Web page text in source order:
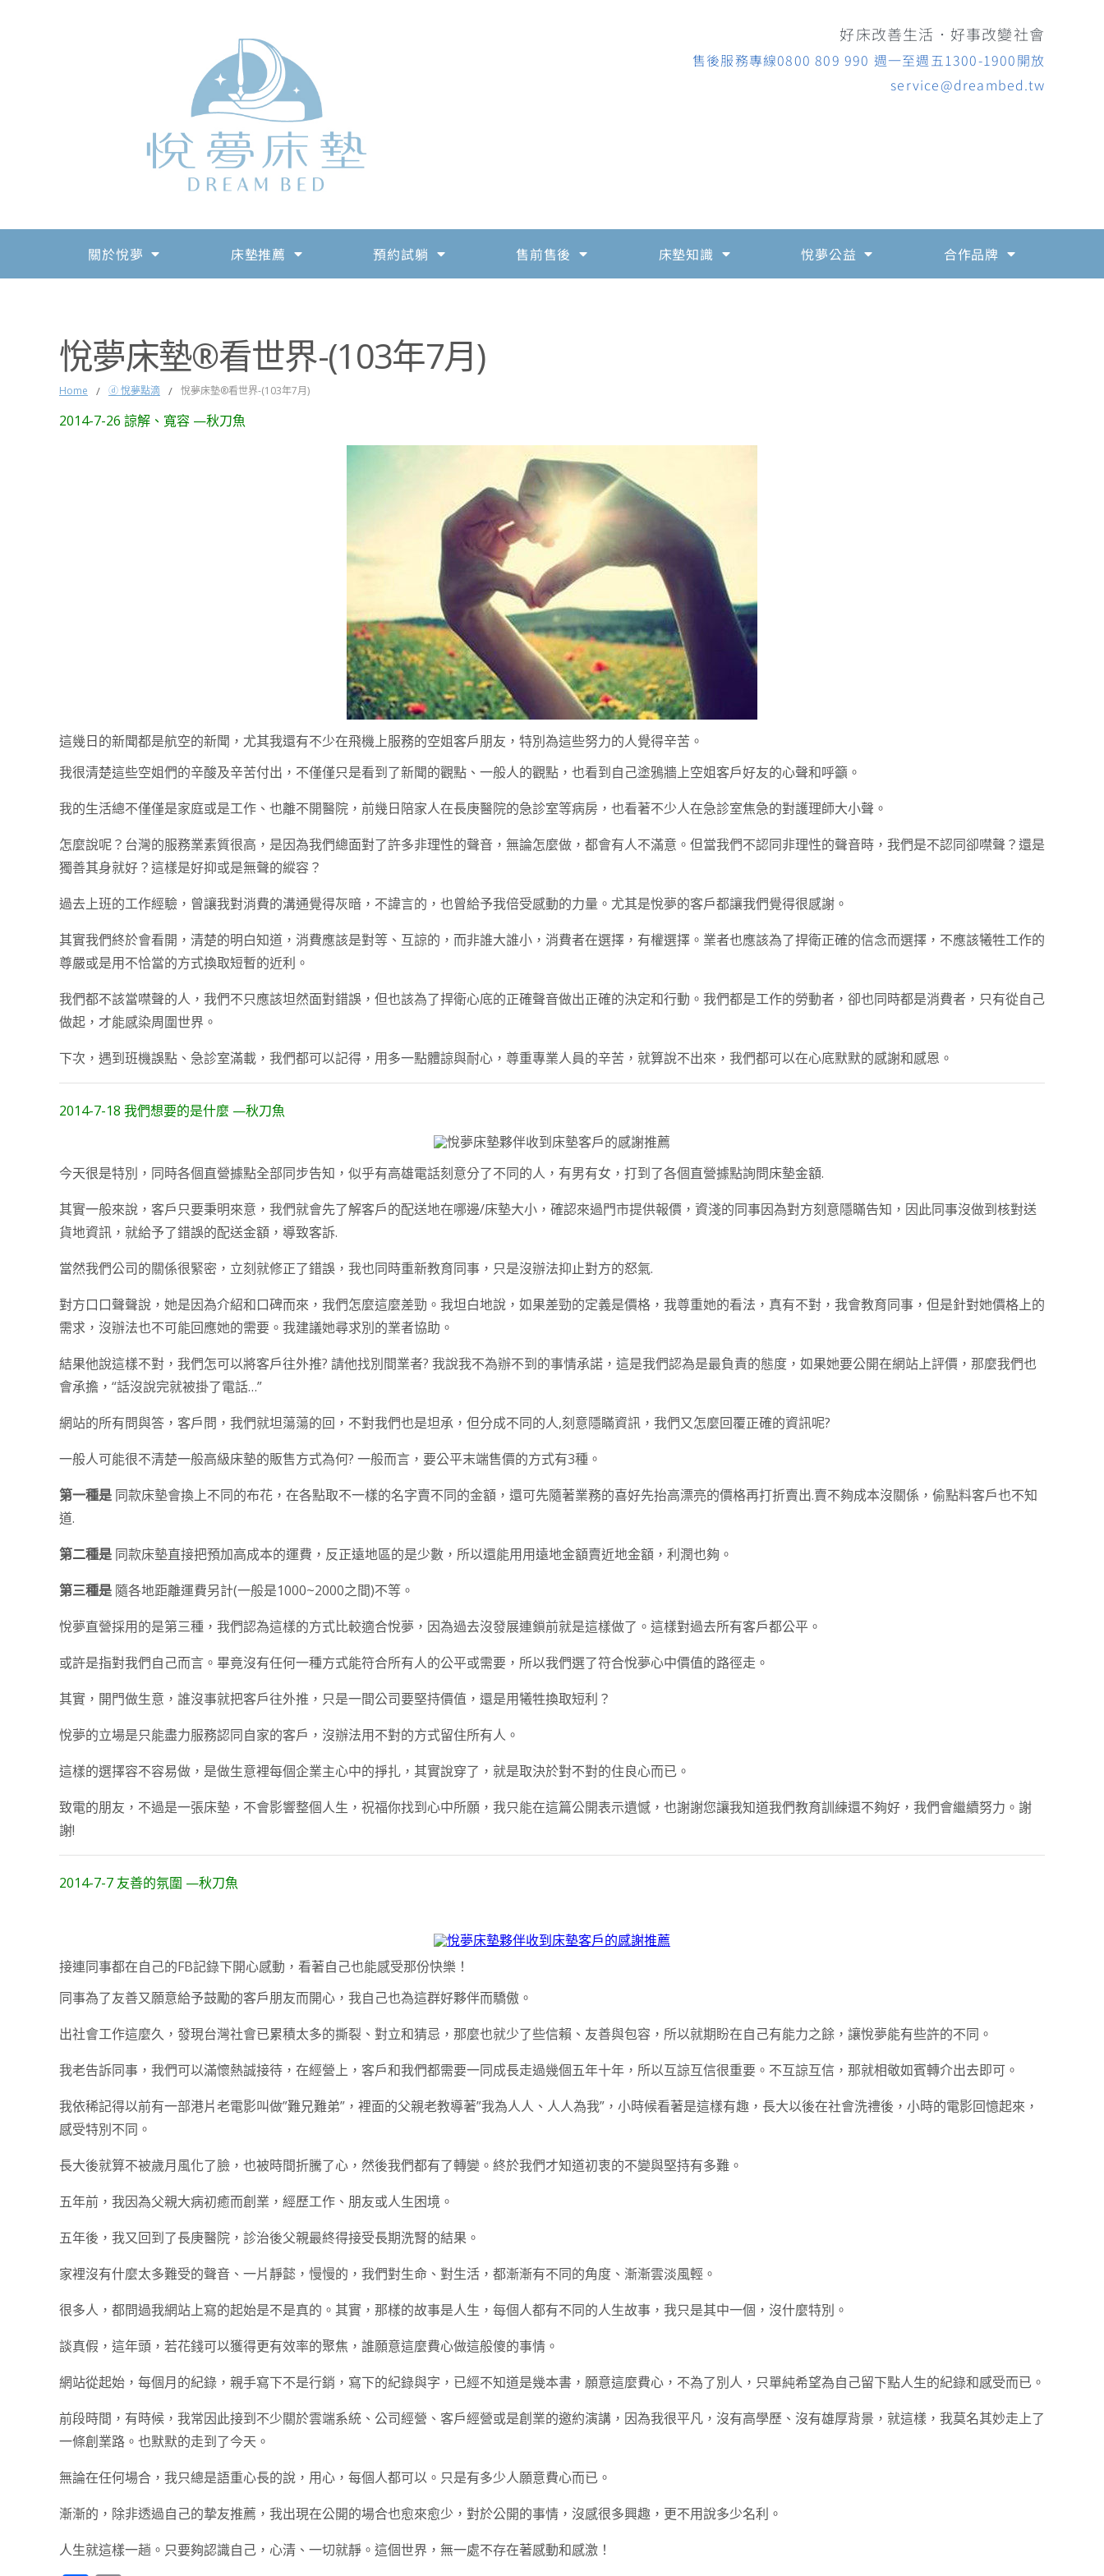
好床改善生活．好事改變社會
售後服務專線0800 809 990 週一至週五1300-1900開放
service@dreambed.tw
關於悅夢 床墊推薦 預約試躺 售前售後 床墊知識 悅夢公益 合作品牌
悅夢床墊®看世界-(103年7月)
Home / ⓓ 悅夢點滴 / 悅夢床墊®看世界-(103年7月)
2014-7-26 諒解、寬容 —秋刀魚
這幾日的新聞都是航空的新聞，尤其我還有不少在飛機上服務的空姐客戶朋友，特別為這些努力的人覺得辛苦。
我很清楚這些空姐們的辛酸及辛苦付出，不僅僅只是看到了新聞的觀點、一般人的觀點，也看到自己塗鴉牆上空姐客戶好友的心聲和呼籲。
我的生活總不僅僅是家庭或是工作、也離不開醫院，前幾日陪家人在長庚醫院的急診室等病房，也看著不少人在急診室焦急的對護理師大小聲。
怎麼說呢？台灣的服務業素質很高，是因為我們總面對了許多非理性的聲音，無論怎麼做，都會有人不滿意。但當我們不認同非理性的聲音時，我們是不認同卻噤聲？還是
獨善其身就好？這樣是好抑或是無聲的縱容？
過去上班的工作經驗，曾讓我對消費的溝通覺得灰暗，不諱言的，也曾給予我倍受感動的力量。尤其是悅夢的客戶都讓我們覺得很感謝。
其實我們終於會看開，清楚的明白知道，消費應該是對等、互諒的，而非誰大誰小，消費者在選擇，有權選擇。業者也應該為了捍衛正確的信念而選擇，不應該犧牲工作的
尊嚴或是用不恰當的方式換取短暫的近利。
我們都不該當噤聲的人，我們不只應該坦然面對錯誤，但也該為了捍衛心底的正確聲音做出正確的決定和行動。我們都是工作的勞動者，卻也同時都是消費者，只有從自己
做起，才能感染周圍世界。
下次，遇到班機誤點、急診室滿載，我們都可以記得，用多一點體諒與耐心，尊重專業人員的辛苦，就算說不出來，我們都可以在心底默默的感謝和感恩。
2014-7-18 我們想要的是什麼 —秋刀魚
今天很是特別，同時各個直營據點全部同步告知，似乎有高雄電話刻意分了不同的人，有男有女，打到了各個直營據點詢問床墊金額.
其實一般來說，客戶只要秉明來意，我們就會先了解客戶的配送地在哪邊/床墊大小，確認來過門市提供報價，資淺的同事因為對方刻意隱瞞告知，因此同事沒做到核對送
貨地資訊，就給予了錯誤的配送金額，導致客訴.
當然我們公司的關係很緊密，立刻就修正了錯誤，我也同時重新教育同事，只是沒辦法抑止對方的怒氣.
對方口口聲聲說，她是因為介紹和口碑而來，我們怎麼這麼差勁。我坦白地說，如果差勁的定義是價格，我尊重她的看法，真有不對，我會教育同事，但是針對她價格上的
需求，沒辦法也不可能回應她的需要。我建議她尋求別的業者協助。
結果他說這樣不對，我們怎可以將客戶往外推? 請他找別間業者? 我說我不為辦不到的事情承諾，這是我們認為是最負責的態度，如果她要公開在網站上評價，那麼我們也
會承擔，“話沒說完就被掛了電話…”
網站的所有問與答，客戶問，我們就坦蕩蕩的回，不對我們也是坦承，但分成不同的人,刻意隱瞞資訊，我們又怎麼回覆正確的資訊呢?
一般人可能很不清楚一般高級床墊的販售方式為何? 一般而言，要公平末端售價的方式有3種。
第一種是 同款床墊會換上不同的布花，在各點取不一樣的名字賣不同的金額，還可先隨著業務的喜好先抬高漂亮的價格再打折賣出.賣不夠成本沒關係，偷點料客戶也不知
道.
第二種是 同款床墊直接把預加高成本的運費，反正遠地區的是少數，所以還能用用遠地金額賣近地金額，利潤也夠。
第三種是 隨各地距離運費另計(一般是1000~2000之間)不等。
悅夢直營採用的是第三種，我們認為這樣的方式比較適合悅夢，因為過去沒發展連鎖前就是這樣做了。這樣對過去所有客戶都公平。
或許是指對我們自己而言。畢竟沒有任何一種方式能符合所有人的公平或需要，所以我們選了符合悅夢心中價值的路徑走。
其實，開門做生意，誰沒事就把客戶往外推，只是一間公司要堅持價值，還是用犧牲換取短利？
悅夢的立場是只能盡力服務認同自家的客戶，沒辦法用不對的方式留住所有人。
這樣的選擇容不容易做，是做生意裡每個企業主心中的掙扎，其實說穿了，就是取決於對不對的住良心而已。
致電的朋友，不過是一張床墊，不會影響整個人生，祝福你找到心中所願，我只能在這篇公開表示遺憾，也謝謝您讓我知道我們教育訓練還不夠好，我們會繼續努力。謝
謝!
2014-7-7 友善的氛圍 —秋刀魚
接連同事都在自己的FB記錄下開心感動，看著自己也能感受那份快樂！
同事為了友善又願意給予鼓勵的客戶朋友而開心，我自己也為這群好夥伴而驕傲。
出社會工作這麼久，發現台灣社會已累積太多的撕裂、對立和猜忌，那麼也就少了些信賴、友善與包容，所以就期盼在自己有能力之餘，讓悅夢能有些許的不同。
我老告訴同事，我們可以滿懷熱誠接待，在經營上，客戶和我們都需要一同成長走過幾個五年十年，所以互諒互信很重要。不互諒互信，那就相敬如賓轉介出去即可。
我依稀記得以前有一部港片老電影叫做”難兄難弟”，裡面的父親老教導著”我為人人、人人為我”，小時候看著是這樣有趣，長大以後在社會洗禮後，小時的電影回憶起來，
感受特別不同。
長大後就算不被歲月風化了臉，也被時間折騰了心，然後我們都有了轉變。終於我們才知道初衷的不變與堅持有多難。
五年前，我因為父親大病初癒而創業，經歷工作、朋友或人生困境。
五年後，我又回到了長庚醫院，診治後父親最終得接受長期洗腎的結果。
家裡沒有什麼太多難受的聲音、一片靜懿，慢慢的，我們對生命、對生活，都漸漸有不同的角度、漸漸雲淡風輕。
很多人，都問過我網站上寫的起始是不是真的。其實，那樣的故事是人生，每個人都有不同的人生故事，我只是其中一個，沒什麼特別。
談真假，這年頭，若花錢可以獲得更有效率的聚焦，誰願意這麼費心做這般傻的事情。
網站從起始，每個月的紀錄，親手寫下不是行銷，寫下的紀錄與字，已經不知道是幾本書，願意這麼費心，不為了別人，只單純希望為自己留下點人生的紀錄和感受而已。
前段時間，有時候，我常因此接到不少關於雲端系統、公司經營、客戶經營或是創業的邀約演講，因為我很平凡，沒有高學歷、沒有雄厚背景，就這樣，我莫名其妙走上了
一條創業路。也默默的走到了今天。
無論在任何場合，我只總是語重心長的說，用心，每個人都可以。只是有多少人願意費心而已。
漸漸的，除非透過自己的摯友推薦，我出現在公開的場合也愈來愈少，對於公開的事情，沒感很多興趣，更不用說多少名利。
人生就這樣一趟。只要夠認識自己，心清、一切就靜。這個世界，無一處不存在著感動和感激！